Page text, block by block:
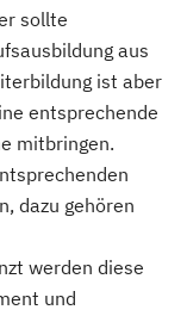
sollte
aus
ist aber
entsprechende
mitbringen.
dazu gehören
werden diese
und